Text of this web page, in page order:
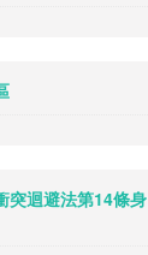
突迴避法第14條身